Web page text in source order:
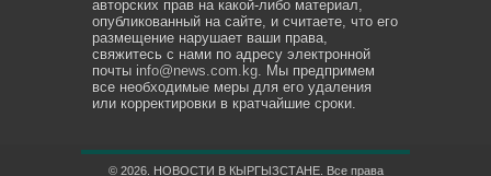
авторских прав на какой-либо материал,
опубликованный на сайте, и считаете, что его
размещение нарушает ваши права,
свяжитесь с нами по адресу электронной
почты info@news.com.kg . Мы предпримем
все необходимые меры для его удаления
или корректировки в кратчайшие сроки.
© 2026. НОВОСТИ В КЫРГЫЗСТАНЕ. Все права